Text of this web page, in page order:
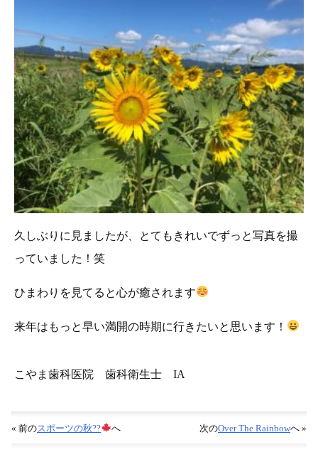
久しぶりに見ましたが、とてもきれいでずっと写真を撮
っていました！笑
ひまわりを見てると心が癒されます
来年はもっと早い満開の時期に行きたいと思います！
こやま歯科医院 歯科衛生士 IA
« 前のスポーツの秋?? へ 次のOver The Rainbowへ »